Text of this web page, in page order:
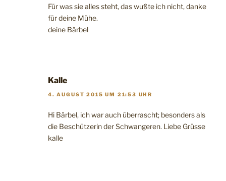
Für was sie alles steht, das wußte ich nicht, danke
für deine Mühe.
deine Bärbel
Kalle
4. AUGUST 2015 UM 21:53 UHR
Hi Bärbel, ich war auch überrascht; besonders als
die Beschützerin der Schwangeren. Liebe Grüsse
kalle